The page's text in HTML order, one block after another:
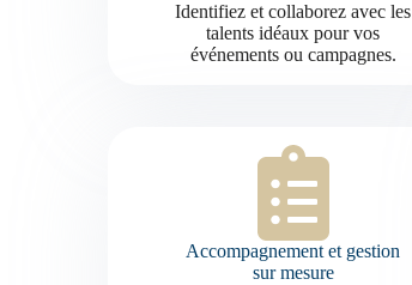
Identifiez et collaborez avec les
talents idéaux pour vos
événements ou campagnes.
Accompagnement et gestion
sur mesure